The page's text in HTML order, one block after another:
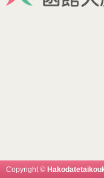
Copyright ©